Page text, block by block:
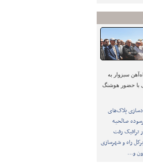
سبزوار به
با حضور هوشنگ
پلاک‌های
صالحیه
ترافیک رفت
راه و شهرسازی
و…